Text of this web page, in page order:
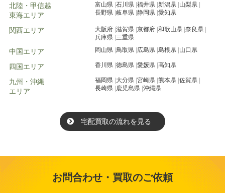
北陸・甲信越
東海エリア
富山県 石川県 福井県 新潟県 山梨県
長野県 岐阜県 静岡県 愛知県
関西エリア 大阪府 滋賀県 京都府 和歌山県 奈良県
兵庫県 三重県
中国エリア 岡山県 鳥取県 広島県 島根県 山口県
四国エリア 香川県 徳島県 愛媛県 高知県
九州・沖縄
エリア
福岡県 大分県 宮崎県 熊本県 佐賀県
長崎県 鹿児島県 沖縄県
宅配買取の流れを見る
お問合わせ・買取のご依頼